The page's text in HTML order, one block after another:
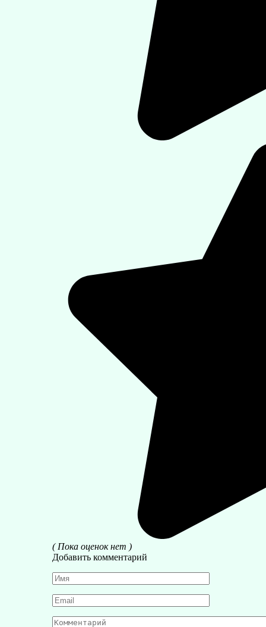
( Пока оценок нет )
Добавить комментарий
Имя
*
Email
*
Комментарий